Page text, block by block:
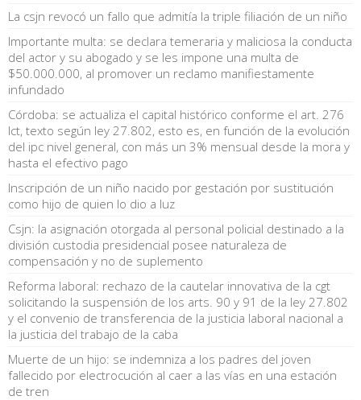
La csjn revocó un fallo que admitía la triple filiación de un niño
Importante multa: se declara temeraria y maliciosa la conducta
del actor y su abogado y se les impone una multa de
$50.000.000, al promover un reclamo manifiestamente
infundado
Córdoba: se actualiza el capital histórico conforme el art. 276
lct, texto según ley 27.802, esto es, en función de la evolución
del ipc nivel general, con más un 3% mensual desde la mora y
hasta el efectivo pago
Inscripción de un niño nacido por gestación por sustitución
como hijo de quien lo dio a luz
Csjn: la asignación otorgada al personal policial destinado a la
división custodia presidencial posee naturaleza de
compensación y no de suplemento
Reforma laboral: rechazo de la cautelar innovativa de la cgt
solicitando la suspensión de los arts. 90 y 91 de la ley 27.802
y el convenio de transferencia de la justicia laboral nacional a
la justicia del trabajo de la caba
Muerte de un hijo: se indemniza a los padres del joven
fallecido por electrocución al caer a las vías en una estación
de tren